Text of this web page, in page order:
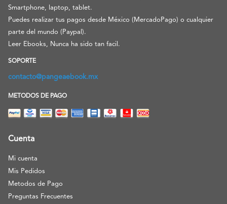
Smartphone, laptop, tablet.
Puedes realizar tus pagos desde México (MercadoPago) o cualquier
parte del mundo (Paypal).
Leer Ebooks, Nunca ha sido tan facil.
SOPORTE
contacto@pangeaebook.mx
METODOS DE PAGO
Cuenta
Mi cuenta
Mis Pedidos
Metodos de Pago
Preguntas Frecuentes